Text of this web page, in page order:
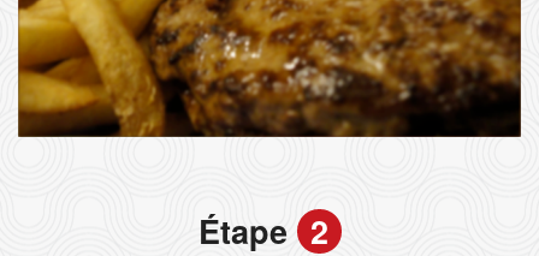
Étape 2